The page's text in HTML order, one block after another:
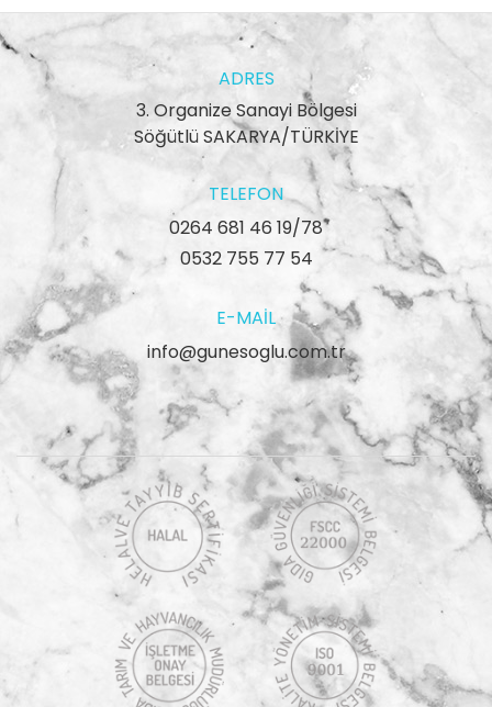
ADRES
3. Organize Sanayi Bölgesi
Söğütlü SAKARYA/TÜRKİYE
TELEFON
0264 681 46 19/78
0532 755 77 54
E-MAIL
info@gunesoglu.com.tr